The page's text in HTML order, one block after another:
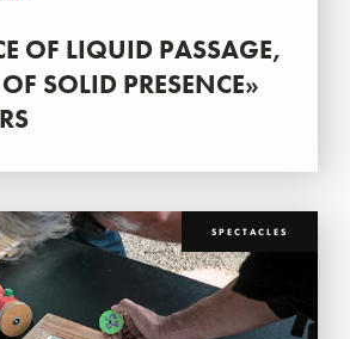
OF LIQUID PASSAGE,
SOLID PRESENCE»
SPECTACLES